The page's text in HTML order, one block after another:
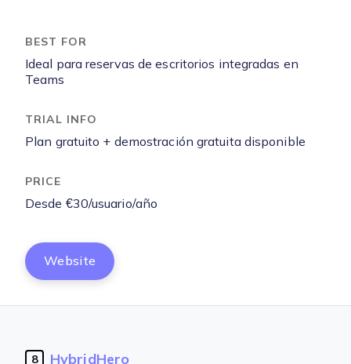
Ideal para reservas de escritorios integradas en
Teams
Plan gratuito + demostración gratuita disponible
Desde €30/usuario/año
Website
8 HybridHero